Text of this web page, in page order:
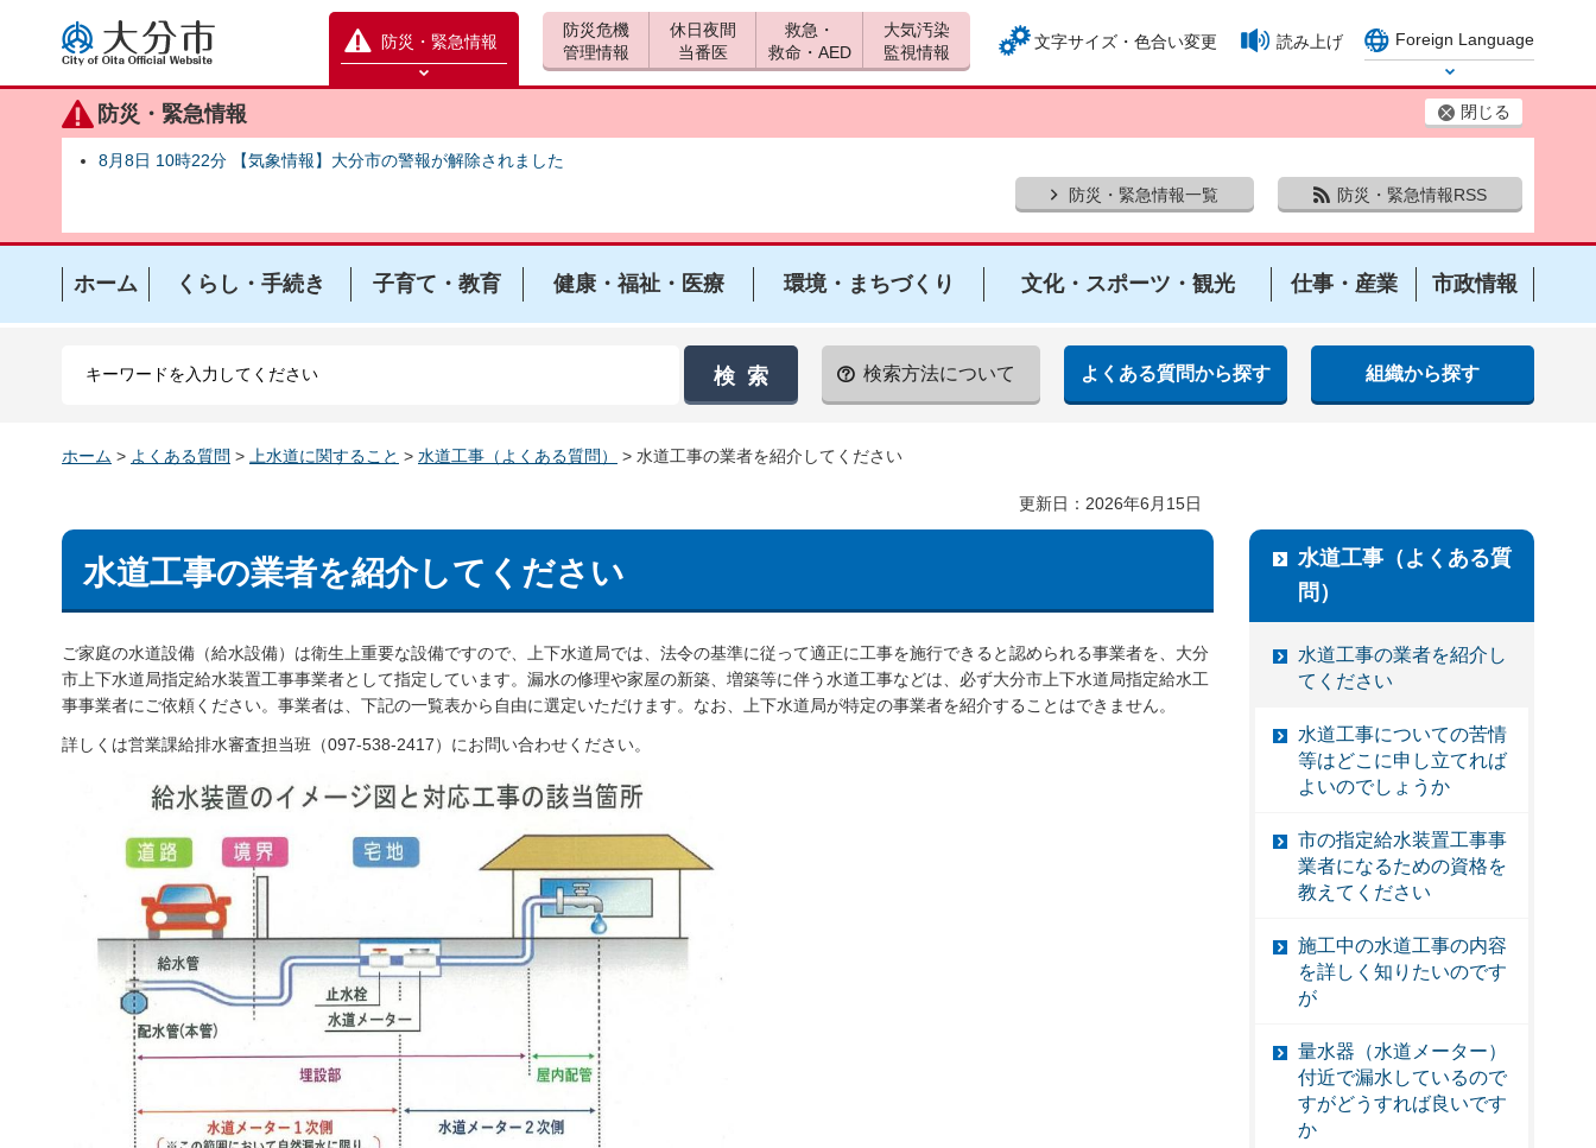
大分市
防災・緊急情報
防災緊急情報を開く
防災・緊急情報 閉じる
8月8日 10時22分 【気象情報】大分市の警報が解除されました
防災・緊急情報一覧
防災・緊急情報RSS
防災危機
管理情報
休日夜間
当番医
救急・
救命・AED
大気汚染
監視情報
文字サイズ・色合い変更 読み上げ
Foreign Language
Select Language
ホーム くらし・手続き 子育て・教育 健康・福祉・医療 環境・まちづくり 文化・スポーツ・観光 仕事・産業 市政情報
検索方法について よくある質問から探す 組織から探す
ホーム > よくある質問 > 上水道に関すること > 水道工事（よくある質問） > 水道工事の業者を紹介してください
更新日：2026年6月15日
水道工事の業者を紹介してください
ご家庭の水道設備（給水設備）は衛生上重要な設備ですので、上下水道局では、法令の基準に従って適正に工事を施行できると認められる事業者を、大分
市上下水道局指定給水装置工事事業者として指定しています。漏水の修理や家屋の新築、増築等に伴う水道工事などは、必ず大分市上下水道局指定給水工
事事業者にご依頼ください。事業者は、下記の一覧表から自由に選定いただけます。なお、上下水道局が特定の事業者を紹介することはできません。
詳しくは営業課給排水審査担当班（097-538-2417）にお問い合わせください。
水道工事（よくある質
問）
水道工事の業者を紹介し
てください
水道工事についての苦情
等はどこに申し立てれば
よいのでしょうか
市の指定給水装置工事事
業者になるための資格を
教えてください
施工中の水道工事の内容
を詳しく知りたいのです
が
量水器（水道メーター）
付近で漏水しているので
すがどうすれば良いです
か